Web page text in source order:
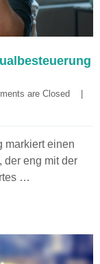
are Closed
|
markiert einen
der eng mit der
…